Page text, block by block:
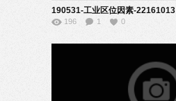
190531-工业区位因素-22161013
196 1 0